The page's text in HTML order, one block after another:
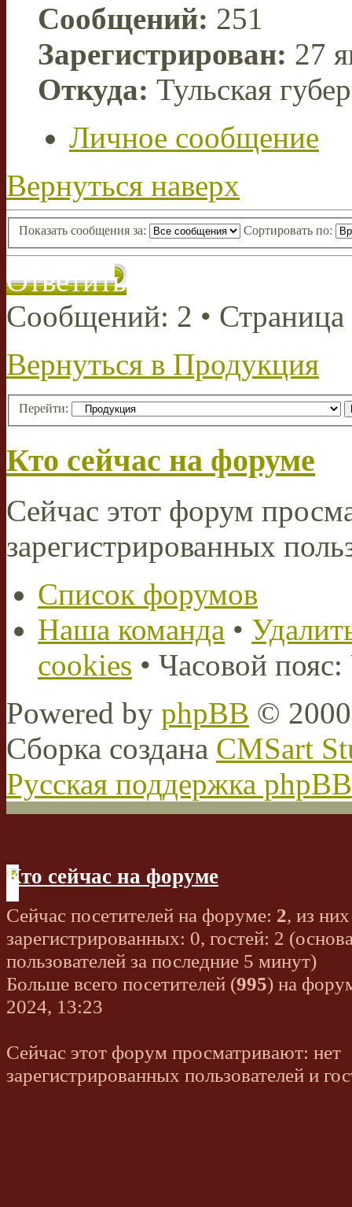
Сообщений: 251
Зарегистрирован: 27
Откуда: Тульская
Личное сообщение
Вернуться наверх
Показать сообщения за: Сортировать по:
Ответить
Сообщений: 2 • Страница
Вернуться в Продукция
Перейти:
Кто сейчас на форуме
Сейчас этот форум
зарегистрированных
Список форумов
Наша команда •
cookies • Часовой
Powered by phpBB ©
Сборка создана CMSart
Русская поддержка phpBB
Кто сейчас на форуме
Сейчас посетителей на форуме: 2, из них
зарегистрированных: 0, гостей: 2
пользователей за последние 5 минут)
Больше всего посетителей (995) на
2024, 13:23
Сейчас этот форум просматривают: нет
зарегистрированных пользователей и